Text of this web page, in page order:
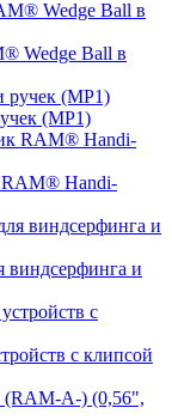
Wedge Ball в
(MP1)
Handi-
виндсерфинга и
с клипсой